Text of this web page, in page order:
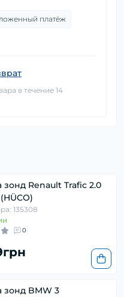
платёж
в течение 14
Renault Trafic 2.0
135308
0
зонд BMW 3